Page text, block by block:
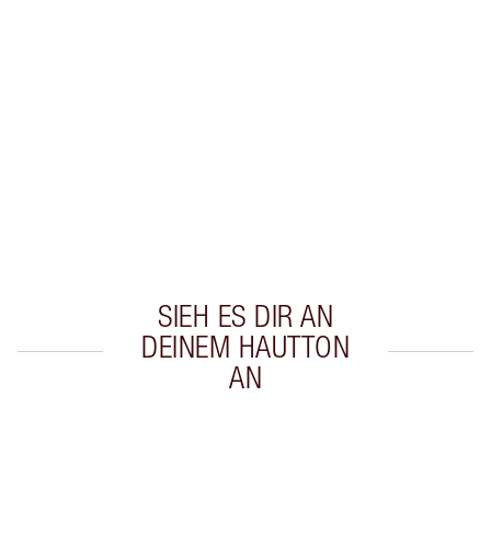
SIEH ES DIR AN
DEINEM HAUTTON
AN